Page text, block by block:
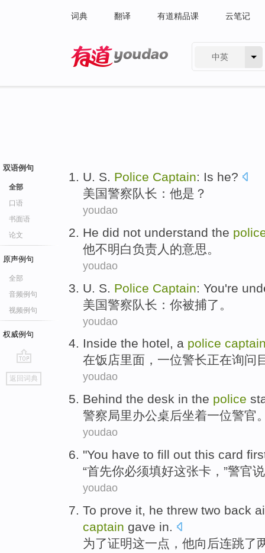
词典 翻译 有道精品课 云笔记
中英
双语例句
全部
口语
书面语
论文
原声例句
全部
音频例句
视频例句
权威例句
go
top
返回词典
U. S. Police Captain: Is he?
美国警察队长 ： 他是 ？
youdao
He did not understand the
他不明白负责人 的意思。
youdao
U. S. Police Captain: You're
美国警察队长 ： 你被捕了。
youdao
Inside the hotel, a police
在饭店里面 ， 一位警长正在询问
youdao
Behind the desk in the police
警察局里办公桌后坐着一位警官
youdao
"You have to fill out this card
“首先你必须填好这张卡 ，”警官说
youdao
To prove it, he threw two back
captain gave in.
为了证明这一点， 他向后连跳了